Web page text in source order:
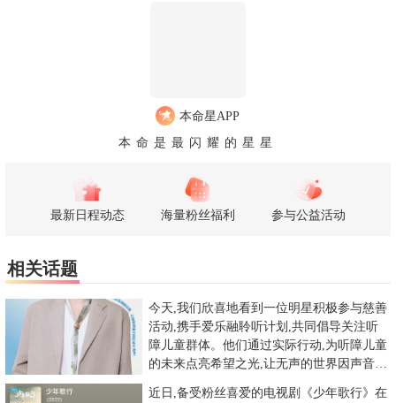
本命星APP
本命是最闪耀的星星
最新日程动态 海量粉丝福利 参与公益活动
相关话题
今天,我们欣喜地看到一位明星积极参与慈善
活动,携手爱乐融聆听计划,共同倡导关注听
障儿童群体。他们通过实际行动,为听障儿童
的未来点亮希望之光,让无声的世界因声音训
近日,备受粉丝喜爱的电视剧《少年歌行》在